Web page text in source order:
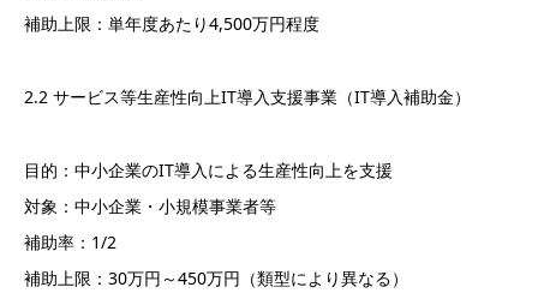
補助上限：単年度あたり4,500万円程度
2.2 サービス等生産性向上IT導入支援事業（IT導入補助金）
目的：中小企業のIT導入による生産性向上を支援
対象：中小企業・小規模事業者等
補助率：1/2
補助上限：30万円～450万円（類型により異なる）